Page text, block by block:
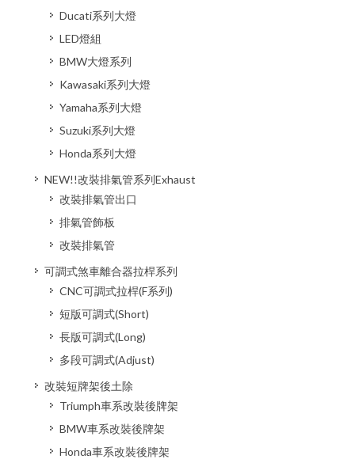
Ducati系列大燈
LED燈組
BMW大燈系列
Kawasaki系列大燈
Yamaha系列大燈
Suzuki系列大燈
Honda系列大燈
NEW!!改裝排氣管系列Exhaust
改裝排氣管出口
排氣管飾板
改裝排氣管
可調式煞車離合器拉桿系列
CNC可調式拉桿(F系列)
短版可調式(Short)
長版可調式(Long)
多段可調式(Adjust)
改裝短牌架後土除
Triumph車系改裝後牌架
BMW車系改裝後牌架
Honda車系改裝後牌架